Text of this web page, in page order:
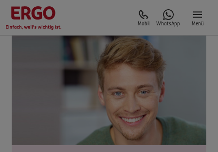
Mobil WhatsApp Menü